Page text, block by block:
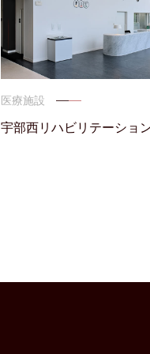
医療施設
宇部西リハビリテーショ